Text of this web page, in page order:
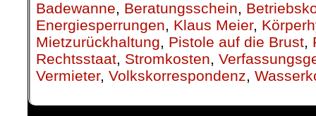
Badewanne, Beratungsschein,
Energiesperrungen, Klaus Meier,
Mietzurückhaltung, Pistole auf die Brust,
Rechtsstaat, Stromkosten,
Vermieter, Volkskorrespondenz,